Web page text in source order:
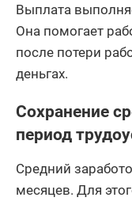
Выплата
Она помогает
после потери
деньгах.
Сохранение
период
Средний
месяцев. Для